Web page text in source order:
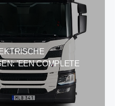
'EEN COMPLETE